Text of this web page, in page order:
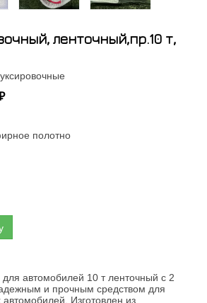
ленточный,пр.10 т,
полотно
автомобилей 10 т ленточный с 2
и прочным средством для
автомобилей. Изготовлен из